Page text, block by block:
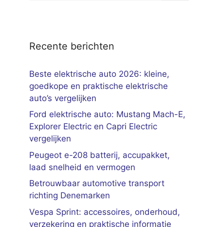
Recente berichten
Beste elektrische auto 2026: kleine,
goedkope en praktische elektrische
auto’s vergelijken
Ford elektrische auto: Mustang Mach-E,
Explorer Electric en Capri Electric
vergelijken
Peugeot e-208 batterij, accupakket,
laad snelheid en vermogen
Betrouwbaar automotive transport
richting Denemarken
Vespa Sprint: accessoires, onderhoud,
verzekering en praktische informatie